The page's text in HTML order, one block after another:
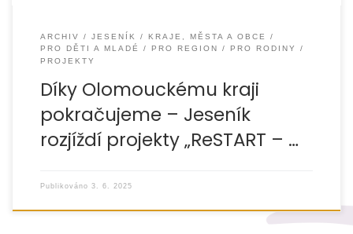
ARCHIV JESENÍK
KRAJE, MĚSTA A OBCE
PRO DĚTI A MLADÉ
PRO REGION
PRO RODINY
PROJEKTY
Díky Olomouckému kraji
pokračujeme – Jeseník
rozjíždí projekty „ReSTART – …
Publikováno 3. 6. 2025